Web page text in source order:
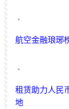
航空金融琅琊
租赁助力人民
地